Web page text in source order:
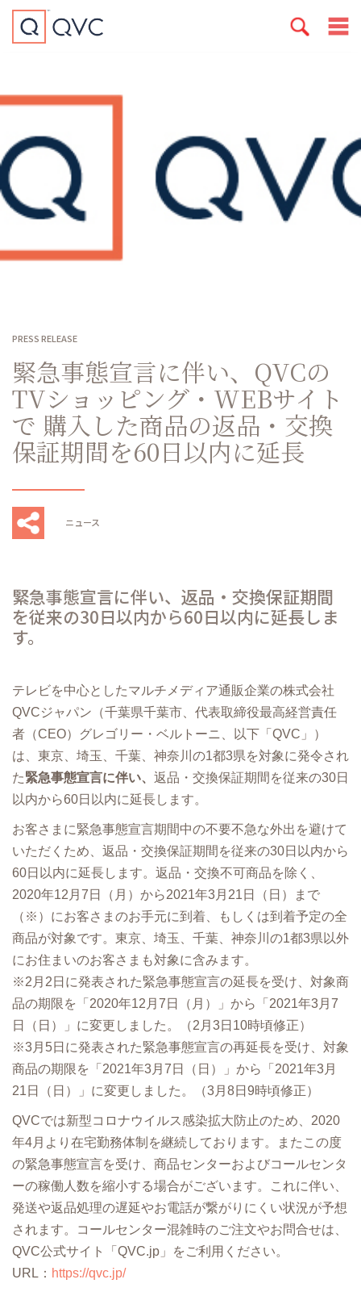
PRESS RELEASE
緊急事態宣言に伴い、QVCの
TVショッピング・WEBサイト
で 購入した商品の返品・交換
保証期間を60日以内に延長
ニュース
緊急事態宣言に伴い、返品・交換保証期間
を従来の30日以内から60日以内に延長しま
す。
テレビを中⼼としたマルチメディア通販企業の株式会社
QVCジャパン（千葉県千葉市、代表取締役最⾼経営責任
者（CEO）グレゴリー・ベルトーニ、以下「QVC」）
は、東京、埼玉、千葉、神奈川の1都3県を対象に発令され
た緊急事態宣言に伴い、 返品・交換保証期間を従来の30日
以内から60日以内に延長します。
お客さまに緊急事態宣言期間中の不要不急な外出を避けて
いただくため、返品・交換保証期間を従来の30日以内から
60日以内に延長します。返品・交換不可商品を除く、
2020年12月7日（月）から2021年3月21日（日）まで
（※）にお客さまのお手元に到着、もしくは到着予定の全
商品が対象です。東京、埼玉、千葉、神奈川の1都3県以外
にお住まいのお客さまも対象に含みます。
※2月2日に発表された緊急事態宣言の延長を受け、対象商
品の期限を「2020年12月7日（月）」から「2021年3月7
日（日）」に変更しました。（2月3日10時頃修正）
※3月5日に発表された緊急事態宣言の再延長を受け、対象
商品の期限を「2021年3月7日（日）」から「2021年3月
21日（日）」に変更しました。（3月8日9時頃修正）
QVCでは新型コロナウイルス感染拡大防止のため、2020
年4月より在宅勤務体制を継続しております。またこの度
の緊急事態宣言を受け、商品センターおよびコールセンタ
ーの稼働人数を縮小する場合がございます。これに伴い、
発送や返品処理の遅延やお電話が繋がりにくい状況が予想
されます。コールセンター混雑時のご注文やお問合せは、
QVC公式サイト「QVC.jp」をご利用ください。
URL： https://qvc.jp/